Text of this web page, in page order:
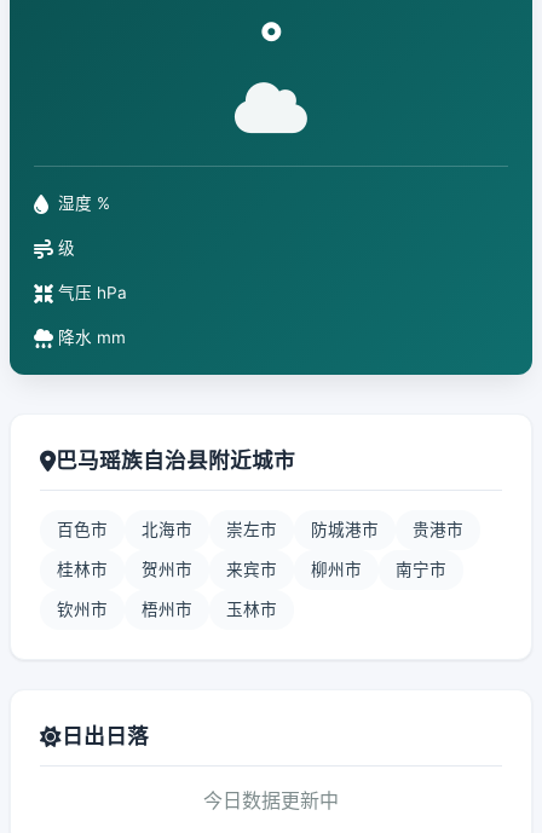
°
湿度 %
级
气压 hPa
降水 mm
巴马瑶族自治县附近城市
百色市 北海市 崇左市 防城港市 贵港市
桂林市 贺州市 来宾市 柳州市 南宁市
钦州市 梧州市 玉林市
日出日落
今日数据更新中